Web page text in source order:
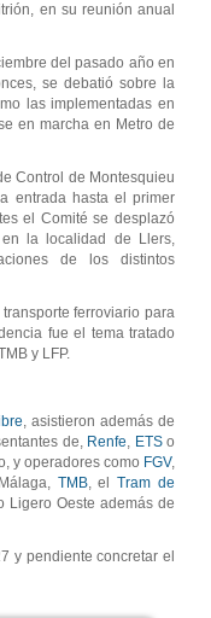
en su reunión anual
del pasado año en
se debatió sobre la
las implementadas en
en marcha en Metro de
Control de Montesquieu
entrada hasta el primer
el Comité se desplazó
la localidad de Llers,
de los distintos
ferroviario para
fue el tema tratado
y LFP.
, asistieron además de
de, Renfe, ETSo
y operadores como FGV,
TMB, elTram de
Ligero Oeste además de
y pendiente concretar el